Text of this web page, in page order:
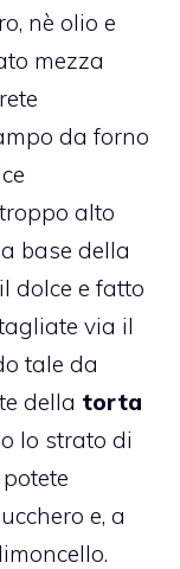
nè olio e
mezza
da forno
alto
base della
dolce e fatto
via il
tale da
della torta
lo strato di
e, a